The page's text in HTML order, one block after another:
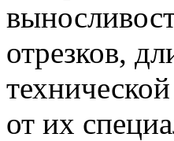
отрезков,
от их